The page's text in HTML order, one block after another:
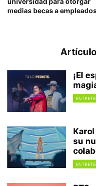
medias becas a
¡El
su